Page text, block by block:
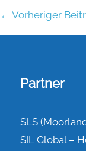
← Vorheriger
Partner
SLS
SIL Global –